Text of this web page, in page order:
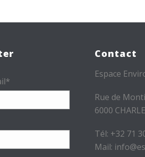
Contact
Espace
Rue de
6000
Tél: +32 71
Mail: